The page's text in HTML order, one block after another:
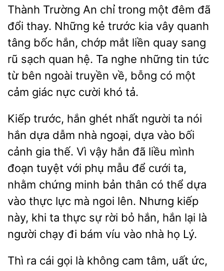
Thành Trường An chỉ trong một
đã
đổi thay. Những kẻ trước kia vây quanh
tâng bốc hắn, chớp mắt liền quay sang
rũ sạch quan hệ.
nghe những tin tức
từ bên ngoài truyền về,
có một
cảm giác nực cười khó tả.
Kiếp trước, hắn ghét nhất người ta nói
dựa dẫm nhà ngoại, dựa vào bối
cảnh gia thế. Vì vậy hắn đã liều mình
đoạn tuyệt với phụ mẫu để cưới ta,
nhằm chứng minh bản thân có thể dựa
vào thực lực mà
lên. Nhưng kiếp
khi ta thực sự rời bỏ hắn, hắn lại là
người chạy đi bám víu vào nhà họ Lý.
Thì ra cái gọi là không cam
uất ức,